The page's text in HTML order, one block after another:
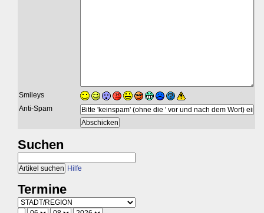
Smileys
Anti-Spam
Suchen
Hilfe
Termine